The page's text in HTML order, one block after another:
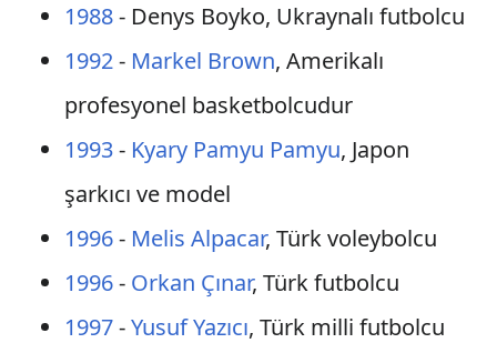
1988- Denys Boyko, Ukraynalı futbolcu
1992- Markel Brown, Amerikalı
profesyonel basketbolcudur
1993- Kyary Pamyu Pamyu, Japon
şarkıcı ve model
1996- Melis Alpacar, Türk voleybolcu
1996- Orkan Çınar, Türk futbolcu
1997-Yusuf Yazıcı, Türk milli futbolcu